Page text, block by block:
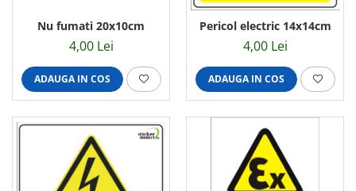
Nu fumati 20x10cm
4,00 Lei
ADAUGA IN COS
Pericol electric 14x14cm
4,00 Lei
ADAUGA IN COS